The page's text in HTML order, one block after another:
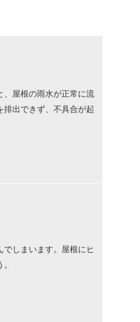
、屋根の雨水が正常に流
排出できず、不具合が起
しまいます。屋根にヒ